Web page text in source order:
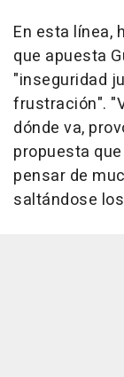
En esta línea,
que apuesta
"inseguridad
frustración".
dónde va,
propuesta
pensar de
saltándose